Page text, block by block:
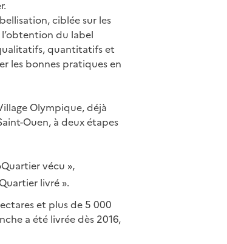
ciblée sur les
du label
quantitatifs et
les bonnes pratiques en
Olympique, déjà
Ouen, à deux étapes
vécu »,
livré ».
et plus de 5 000
a été livrée dès 2016,